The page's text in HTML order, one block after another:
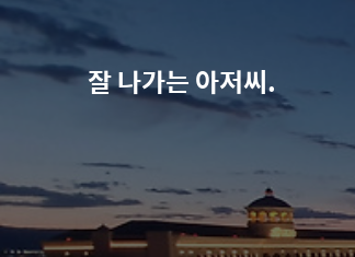
잘 나가는 아저씨.